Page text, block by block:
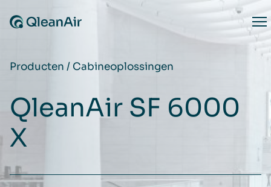
Producten / Cabineoplossingen
QleanAir SF 6000
X